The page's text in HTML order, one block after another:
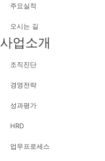
주요실적
오시는 길
사업소개
조직진단
경영전략
성과평가
HRD
업무프로세스